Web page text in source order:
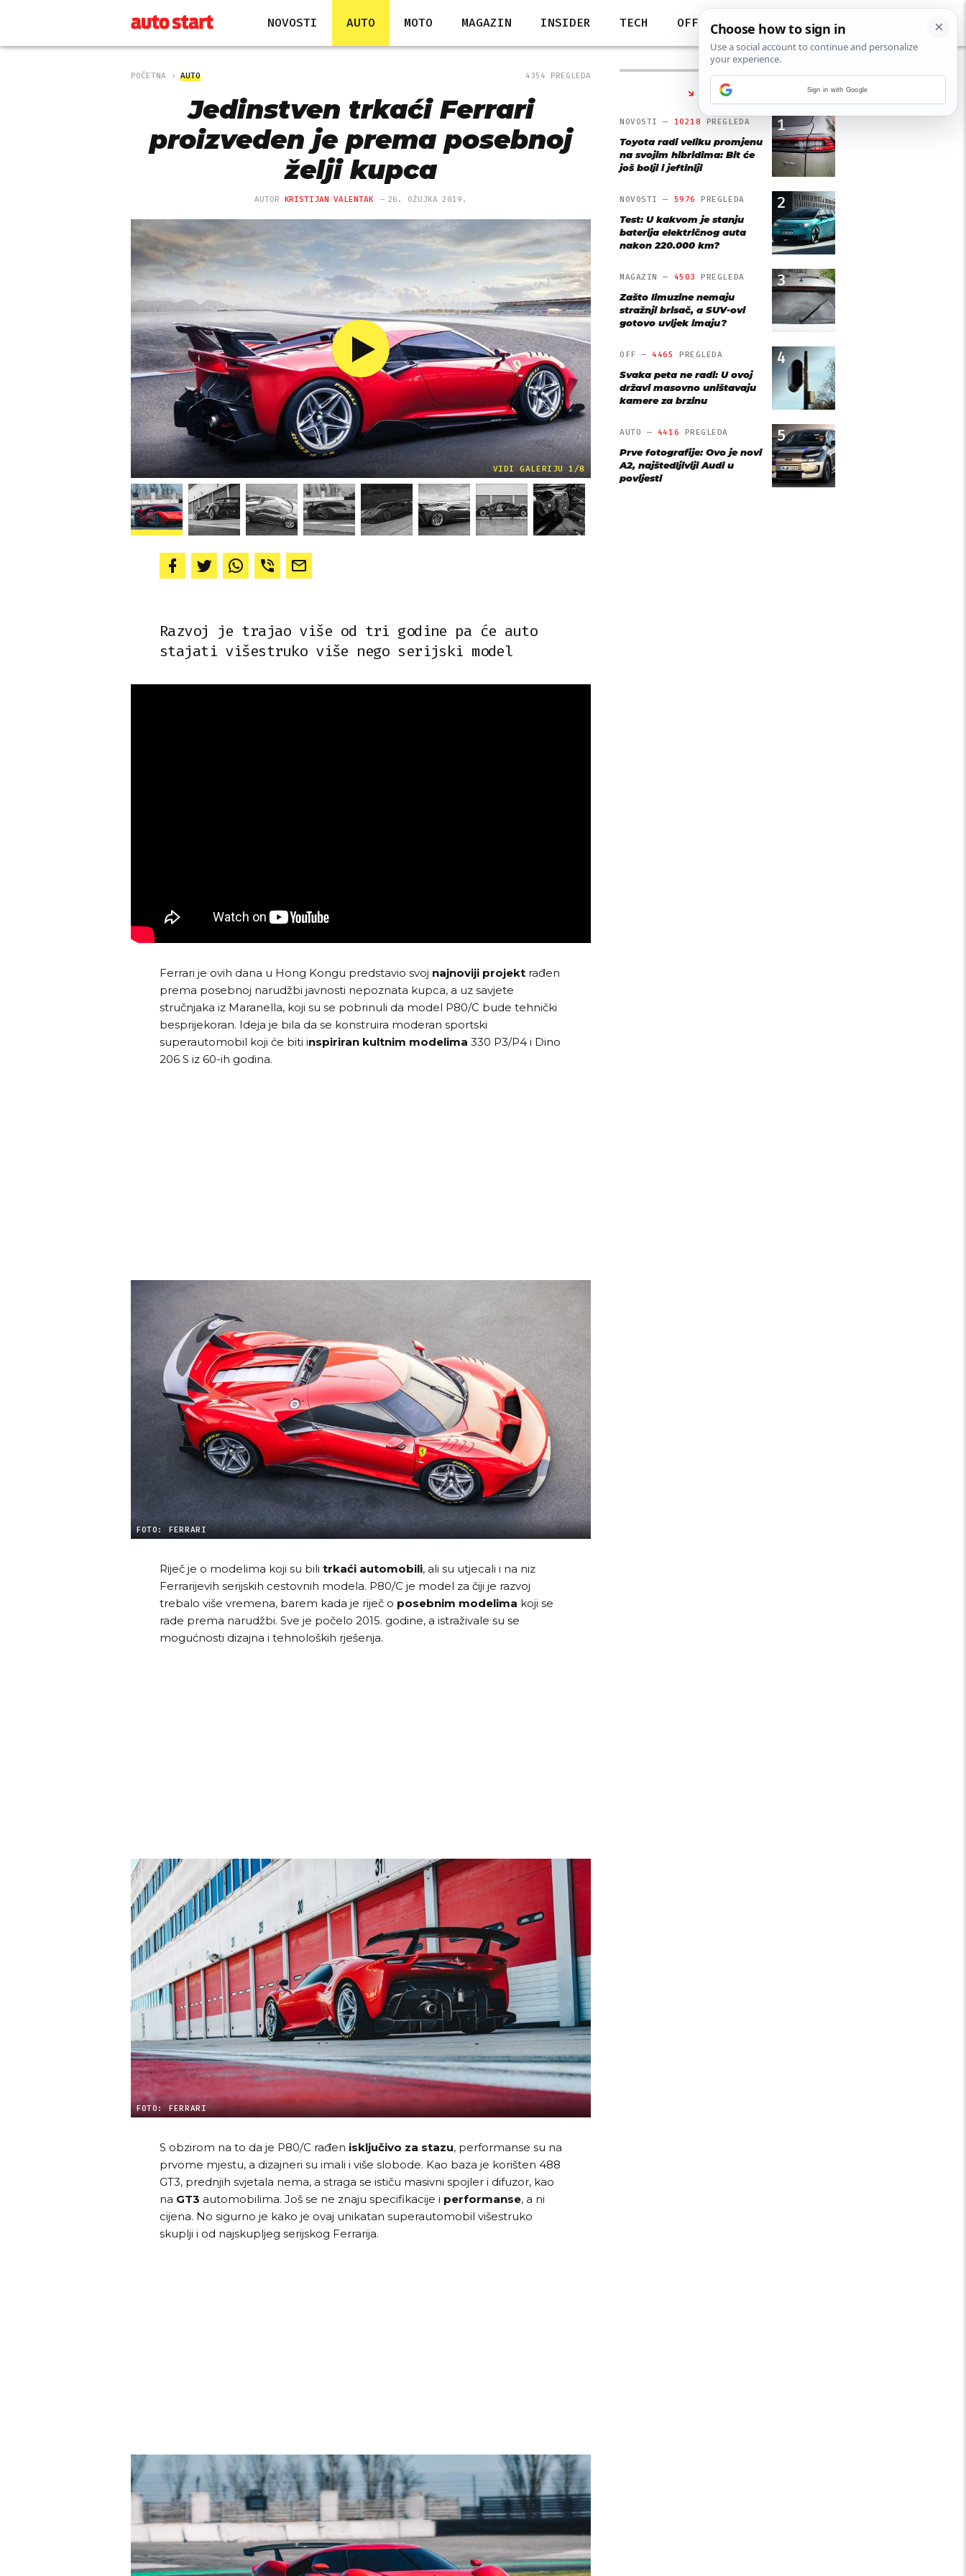
NOVOSTI AUTO MOTO MAGAZIN INSIDER TECH OFF
POČETNA AUTO 4354 PREGLEDA
Jedinstven trkaći Ferrari
proizveden je prema posebnoj
želji kupca
AUTOR KRISTIJAN VALENTAK 26. OŽUJKA 2019.
VIDI GALERIJU 1/8
Razvoj je trajao više od tri godine pa će auto
stajati višestruko više nego serijski model
Ferrari je ovih dana u Hong Kongu predstavio svoj najnoviji projekt rađen
prema posebnoj narudžbi javnosti nepoznata kupca, a uz savjete
stručnjaka iz Maranella, koji su se pobrinuli da model P80/C bude tehnički
besprijekoran. Ideja je bila da se konstruira moderan sportski
superautomobil koji će biti inspiriran kultnim modelima 330 P3/P4 i Dino
206 S iz 60-ih godina.
FOTO: FERRARI
Riječ je o modelima koji su bili trkaći automobili, ali su utjecali i na niz
Ferrarijevih serijskih cestovnih modela. P80/C je model za čiji je razvoj
trebalo više vremena, barem kada je riječ o posebnim modelima koji se
rade prema narudžbi. Sve je počelo 2015. godine, a istraživale su se
mogućnosti dizajna i tehnoloških rješenja.
FOTO: FERRARI
S obzirom na to da je P80/C rađen isključivo za stazu, performanse su na
prvome mjestu, a dizajneri su imali i više slobode. Kao baza je korišten 488
GT3, prednjih svjetala nema, a straga se ističu masivni spojler i difuzor, kao
na GT3 automobilima. Još se ne znaju specifikacije i performanse, a ni
cijena. No sigurno je kako je ovaj unikatan superautomobil višestruko
skuplji i od najskupljeg serijskog Ferrarija.
NAJČITANIJE
1
NOVOSTI — 10218 PREGLEDA
Toyota radi veliku promjenu
na svojim hibridima: Bit će
još bolji i jeftiniji
2
NOVOSTI — 5976 PREGLEDA
Test: U kakvom je stanju
baterija električnog auta
nakon 220.000 km?
3
MAGAZIN — 4503 PREGLEDA
Zašto limuzine nemaju
stražnji brisač, a SUV-ovi
gotovo uvijek imaju?
4
OFF —4465 PREGLEDA
Svaka peta ne radi: U ovoj
državi masovno uništavaju
kamere za brzinu
5
AUTO — 4416 PREGLEDA
Prve fotografije: Ovo je novi
A2, najštedljiviji Audi u
povijesti
Sign in with Google